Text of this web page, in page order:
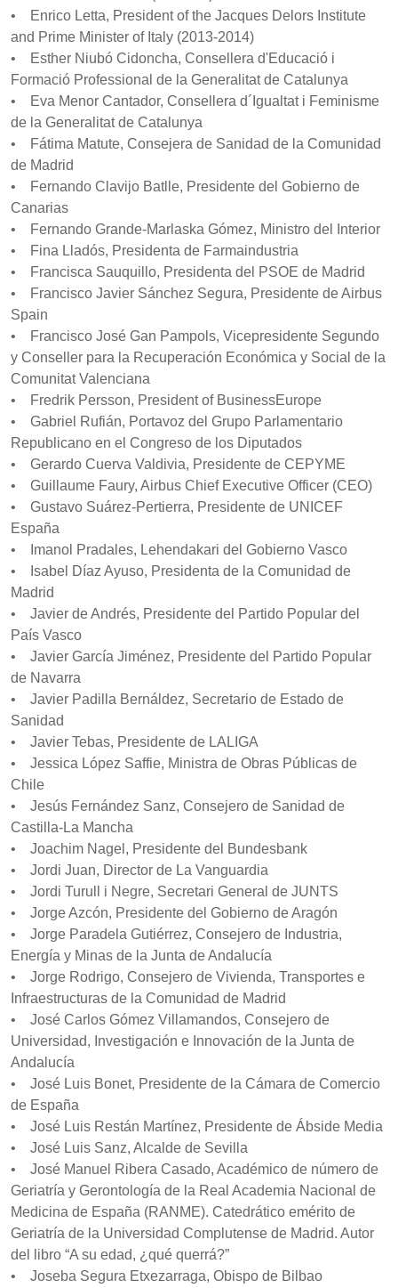
• Enrico Letta, President of the Jacques Delors Institute
and Prime Minister of Italy (2013-2014)
• Esther Niubó Cidoncha, Consellera d'Educació i
Formació Professional de la Generalitat de Catalunya
• Eva Menor Cantador, Consellera d´Igualtat i Feminisme
de la Generalitat de Catalunya
• Fátima Matute, Consejera de Sanidad de la Comunidad
de Madrid
• Fernando Clavijo Batlle, Presidente del Gobierno de
Canarias
• Fernando Grande-Marlaska Gómez, Ministro del Interior
• Fina Lladós, Presidenta de Farmaindustria
• Francisca Sauquillo, Presidenta del PSOE de Madrid
• Francisco Javier Sánchez Segura, Presidente de Airbus
Spain
• Francisco José Gan Pampols, Vicepresidente Segundo
y Conseller para la Recuperación Económica y Social de la
Comunitat Valenciana
• Fredrik Persson, President of BusinessEurope
• Gabriel Rufián, Portavoz del Grupo Parlamentario
Republicano en el Congreso de los Diputados
• Gerardo Cuerva Valdivia, Presidente de CEPYME
• Guillaume Faury, Airbus Chief Executive Officer (CEO)
• Gustavo Suárez-Pertierra, Presidente de UNICEF
España
• Imanol Pradales, Lehendakari del Gobierno Vasco
• Isabel Díaz Ayuso, Presidenta de la Comunidad de
Madrid
• Javier de Andrés, Presidente del Partido Popular del
País Vasco
• Javier García Jiménez, Presidente del Partido Popular
de Navarra
• Javier Padilla Bernáldez, Secretario de Estado de
Sanidad
• Javier Tebas, Presidente de LALIGA
• Jessica López Saffie, Ministra de Obras Públicas de
Chile
• Jesús Fernández Sanz, Consejero de Sanidad de
Castilla-La Mancha
• Joachim Nagel, Presidente del Bundesbank
• Jordi Juan, Director de La Vanguardia
• Jordi Turull i Negre, Secretari General de JUNTS
• Jorge Azcón, Presidente del Gobierno de Aragón
• Jorge Paradela Gutiérrez, Consejero de Industria,
Energía y Minas de la Junta de Andalucía
• Jorge Rodrigo, Consejero de Vivienda, Transportes e
Infraestructuras de la Comunidad de Madrid
• José Carlos Gómez Villamandos, Consejero de
Universidad, Investigación e Innovación de la Junta de
Andalucía
• José Luis Bonet, Presidente de la Cámara de Comercio
de España
• José Luis Restán Martínez, Presidente de Ábside Media
• José Luis Sanz, Alcalde de Sevilla
• José Manuel Ribera Casado, Académico de número de
Geriatría y Gerontología de la Real Academia Nacional de
Medicina de España (RANME). Catedrático emérito de
Geriatría de la Universidad Complutense de Madrid. Autor
del libro “A su edad, ¿qué querrá?”
• Joseba Segura Etxezarraga, Obispo de Bilbao